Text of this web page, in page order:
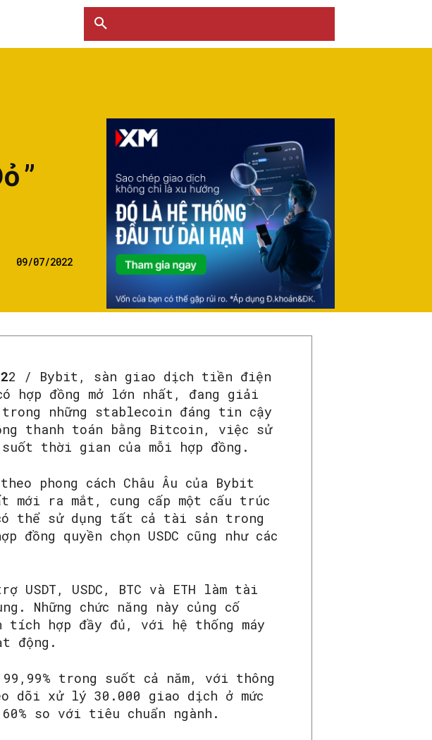
SEARCH...
09/07/2022
2 / Bybit, sàn giao dịch tiền điện
hợp đồng mở lớn nhất, đang giải
những stablecoin đáng tin cậy
thanh toán bằng Bitcoin, việc sử
thời gian của mỗi hợp đồng.
phong cách Châu Âu của Bybit
mới ra mắt, cung cấp một cấu trúc
thể sử dụng tất cả tài sản trong
quyền chọn USDC cũng như các
USDC, BTC và ETH làm tài
Những chức năng này củng cố
tích hợp đầy đủ, với hệ thống máy
động.
trong suốt cả năm, với thông
dõi xử lý 30.000 giao dịch ở mức
so với tiêu chuẩn ngành.